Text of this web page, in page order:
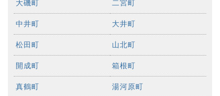
大磯町 二宮町
中井町 大井町
松田町 山北町
開成町 箱根町
真鶴町 湯河原町